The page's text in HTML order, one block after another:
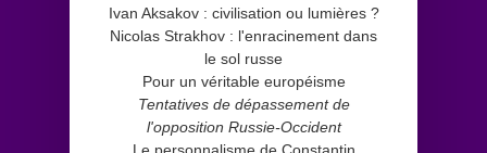
Ivan Aksakov : civilisation ou lumières ?
Nicolas Strakhov : l'enracinement dans
le sol russe
Pour un véritable européisme
Tentatives de dépassement de
l'opposition Russie-Occident
Le personnalisme de Constantin